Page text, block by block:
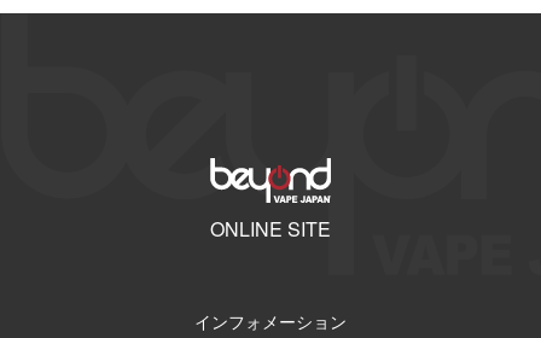
ONLINE SITE
インフォメーション